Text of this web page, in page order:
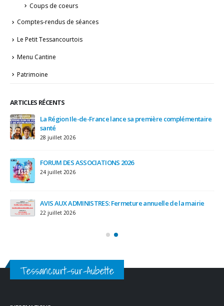
Coups de coeurs
Comptes-rendus de séances
Le Petit Tessancourtois
Menu Cantine
Patrimoine
ARTICLES RÉCENTS
Attention travaux sur les réseaux : FERMETURE TEMPORAIRE
du chemin des Petites Fontaines – Semaines du 27 juillet et
du 03 août 2026
Message d’alerte de la préfecture des Yvelines
A13 – travaux de confortement du tube de Saint Cloud
28 juillet 2026